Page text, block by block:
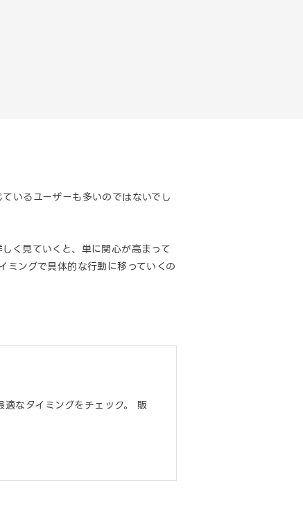
いるユーザーも多いのではないでし
く見ていくと、単に関心が高まって
ミングで具体的な行動に移っていくの
なタイミングをチェック。 販